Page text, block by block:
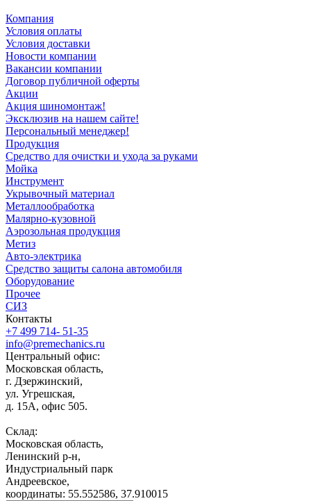
Компания
Условия оплаты
Условия доставки
Новости компании
Вакансии компании
Договор публичной оферты
Акции
Акция шиномонтаж!
Эксклюзив на нашем сайте!
Персональный менеджер!
Продукция
Средство для очистки и ухода за руками
Мойка
Инструмент
Укрывочный материал
Металлообработка
Малярно-кузовной
Аэрозольная продукция
Метиз
Авто-электрика
Средство защиты салона автомобиля
Оборудование
Прочее
СИЗ
Контакты
+7 499 714- 51-35
info@premechanics.ru
Центральный офис:
Московская область,
г. Дзержинский,
ул. Угрешская,
д. 15А, офис 505.
Склад:
Московская область,
Ленинский р-н,
Индустриальный парк
Андреевское,
координаты: 55.552586, 37.910015